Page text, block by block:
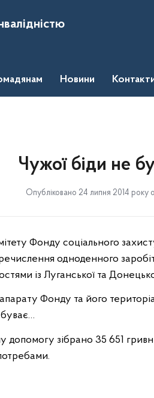
Новини
Чужої біди не
Опубліковано 24 липня 2014 року о
Фонду соціального
одноденного
із Луганської та
Фонду та його
буває…
допомогу зібрано 35 651